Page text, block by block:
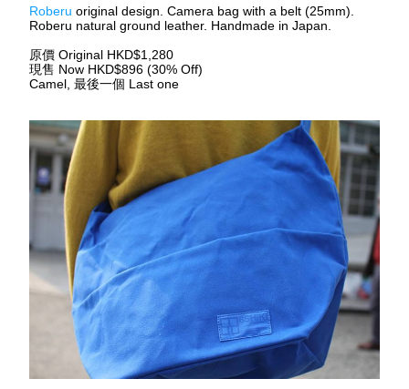
Roberu original design. Camera bag with a belt (25mm).
Roberu natural ground leather. Handmade in Japan.
原價 Original HKD$1,280
現售 Now HKD$896 (30% Off)
Camel, 最後一個 Last one